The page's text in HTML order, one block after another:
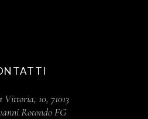
Vittoria, 10, 71013
Rotondo FG